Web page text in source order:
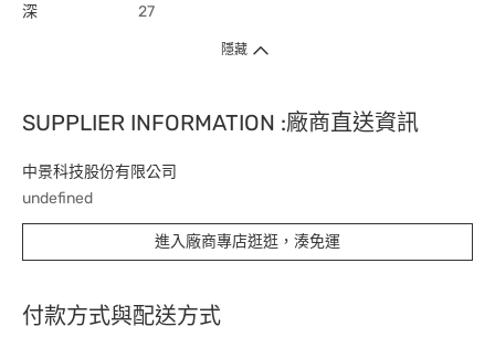
深 27
隱藏
SUPPLIER INFORMATION :廠商直送資訊
中景科技股份有限公司
undefined
進入廠商專店逛逛，湊免運
付款方式與配送方式